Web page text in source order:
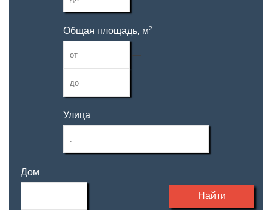
Общая площадь, м2
—
Улица
Дом
Найти